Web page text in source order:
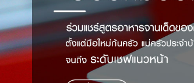
เคล็ดลับน่ารู้
เปรียบเทียบหน่วยการตวง
เปรียบเทียบอุณหภูมิ
FoodPedia
สร้าง Cookbook